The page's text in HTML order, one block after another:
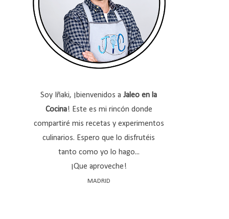
Soy Iñaki, ¡bienvenidos a Jaleo en la
Cocina! Este es mi rincón donde
compartiré mis recetas y experimentos
culinarios. Espero que lo disfrutéis
tanto como yo lo hago...
¡Que aproveche!
MADRID